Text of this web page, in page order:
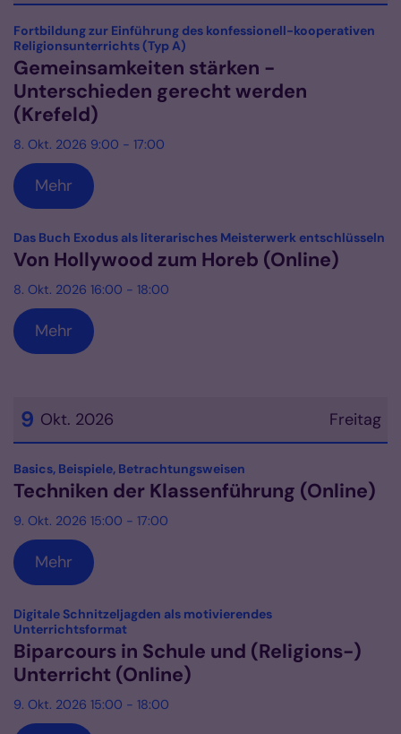
Datum: 8. Oktober 2026
Fortbildung zur Einführung des konfessionell-kooperativen
Religionsunterrichts (Typ A)
Gemeinsamkeiten stärken -
Unterschieden gerecht werden
(Krefeld)
8. Okt. 2026 9:00 - 17:00
Mehr
Das Buch Exodus als literarisches Meisterwerk entschlüsseln
Von Hollywood zum Horeb (Online)
8. Okt. 2026 16:00 - 18:00
Mehr
Freitag
9 Okt. 2026
Datum: 9. Oktober 2026
Basics, Beispiele, Betrachtungsweisen
Techniken der Klassenführung (Online)
9. Okt. 2026 15:00 - 17:00
Mehr
Digitale Schnitzeljagden als motivierendes
Unterrichtsformat:
Biparcours in Schule und (Religions-)
Unterricht (Online)
9. Okt. 2026 15:00 - 18:00